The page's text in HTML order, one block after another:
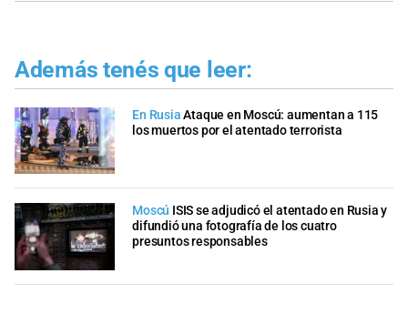
Además tenés que leer:
En Rusia Ataque en Moscú: aumentan a 115
los muertos por el atentado terrorista
Moscú ISIS se adjudicó el atentado en Rusia y
difundió una fotografía de los cuatro
presuntos responsables